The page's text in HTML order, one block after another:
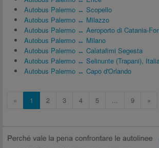
Autobus Palermo ↔ Scopello
Autobus Palermo ↔ Milazzo
Autobus Palermo ↔ Aeroporto di Catania-
Autobus Palermo ↔ Milano
Autobus Palermo ↔ Calatafimi Segesta
Autobus Palermo ↔ Selinunte (Trapani),
Autobus Palermo ↔ Capo d'Orlando
« 1 2 3 4 5 ... 9 »